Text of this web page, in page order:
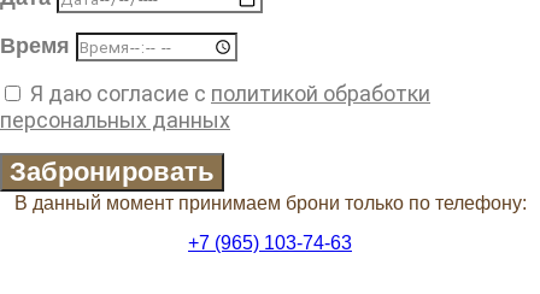
Время
Я даю согласие с политикой обработки
персональных данных
Забронировать
В данный момент принимаем брони только по телефону:
+7 (965) 103-74-63